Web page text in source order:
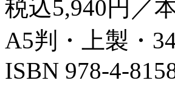
税込5,940円／
A5判・上製・
ISBN 978-4-